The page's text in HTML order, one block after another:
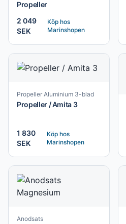
Propeller
2 049
SEK
Köp hos
Marinshopen
Propeller Aluminium 3-blad
Propeller / Amita 3
1 830
SEK
Köp hos
Marinshopen
Anodsats